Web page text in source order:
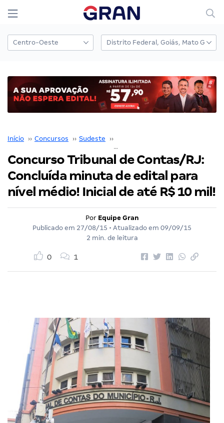
Início ›› Concursos ›› Sudeste ››
Concurso Tribunal de Contas/RJ:
Concluída minuta de edital para
nível médio! Inicial de até R$ 10 mil!
Por Equipe Gran
Publicado em 27/08/15 • Atualizado em 09/09/15
2 min. de leitura
0 1